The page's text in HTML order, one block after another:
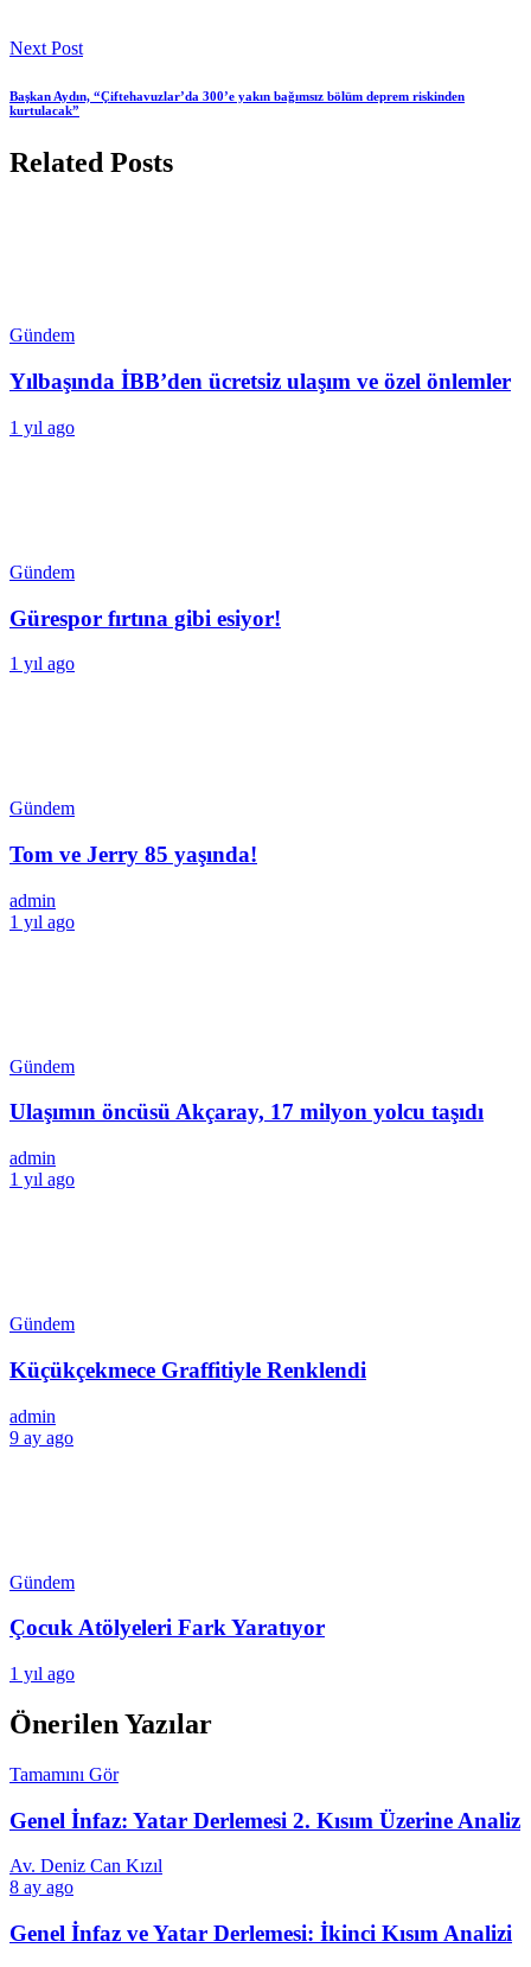
Next Post
Başkan Aydın, “Çiftehavuzlar’da 300’e yakın bağımsız bölüm deprem riskinden
kurtulacak”
Related Posts
Gündem
Yılbaşında İBB’den ücretsiz ulaşım ve özel önlemler
1 yıl ago
Gündem
Gürespor fırtına gibi esiyor!
1 yıl ago
Gündem
Tom ve Jerry 85 yaşında!
admin
1 yıl ago
Gündem
Ulaşımın öncüsü Akçaray, 17 milyon yolcu taşıdı
admin
1 yıl ago
Gündem
Küçükçekmece Graffitiyle Renklendi
admin
9 ay ago
Gündem
Çocuk Atölyeleri Fark Yaratıyor
1 yıl ago
Önerilen Yazılar
Tamamını Gör
Genel İnfaz: Yatar Derlemesi 2. Kısım Üzerine Analiz
Av. Deniz Can Kızıl
8 ay ago
Genel İnfaz ve Yatar Derlemesi: İkinci Kısım Analizi